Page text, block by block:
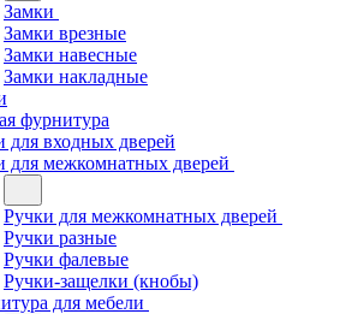
Замки
Замки врезные
Замки навесные
Замки накладные
фурнитура
для входных дверей
для межкомнатных дверей
Ручки для межкомнатных дверей
Ручки разные
Ручки фалевые
Ручки-защелки (кнобы)
для мебели